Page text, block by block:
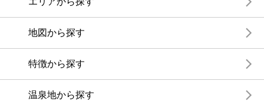
地図から探す
特徴から探す
温泉地から探す